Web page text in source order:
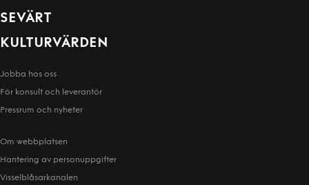
SEVÄRT
KULTURVÄRDEN
Jobba hos oss
För konsult och leverantör
Pressrum och nyheter
Om webbplatsen
Hantering av person­uppgifter
Visselblåsarkanalen